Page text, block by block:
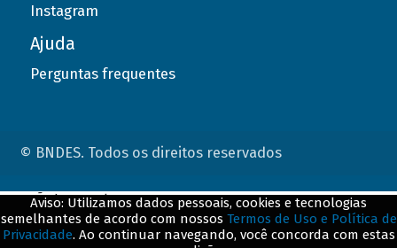
Instagram
Ajuda
Perguntas frequentes
© BNDES. Todos os direitos reservados
Aviso: Utilizamos dados pessoais, cookies e tecnologias
semelhantes de acordo com nossos Termos de Uso e Política de
Privacidade. Ao continuar navegando, você concorda com estas
ConteÃºdo complementar
${title}${badge}